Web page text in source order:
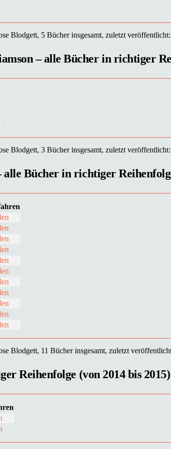
Blodgett, 5 Bücher insgesamt, zuletzt
– alle Bücher in richtiger
Blodgett, 3 Bücher insgesamt, zuletzt
Bücher in richtiger
Blodgett, 11 Bücher insgesamt, zuletzt
Reihenfolge (von 2014 bis 2015)